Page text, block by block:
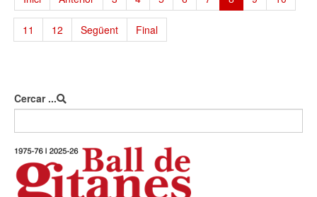
11 12 Següent Final
Cercar ...